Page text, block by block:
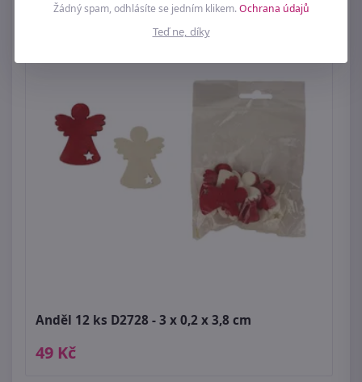
Anděl 12 ks D2728 - 3 x 0,2 x 3,8 cm
49 Kč
Žádný spam, odhlásíte se jedním klikem.Ochrana údajů
Teď ne, díky